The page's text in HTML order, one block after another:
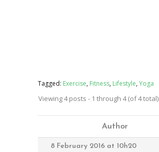
Tagged: Exercise, Fitness, Lifestyle,Yoga
Viewing 4 posts - 1 through 4 (of 4 total)
Author
8 February 2016 at 10h20